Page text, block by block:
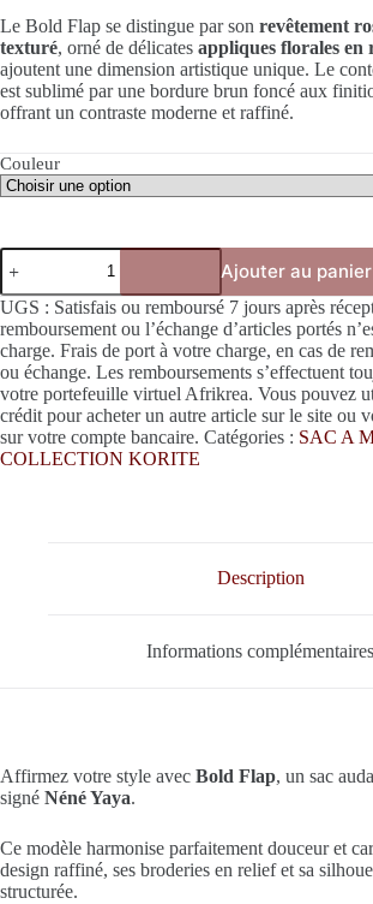
Le Bold Flap se distingue par son revêtement
texturé, orné de délicates appliques florales en
ajoutent une dimension artistique unique. Le
est sublimé par une bordure brun foncé aux
offrant un contraste moderne et raffiné.
Couleur
quantité
de
BOLD
FLAP
Ajouter au panier
UGS : Satisfais ou remboursé 7 jours après
remboursement ou l’échange d’articles portés
charge. Frais de port à votre charge, en cas de
ou échange. Les remboursements s’effectuent
votre portefeuille virtuel Afrikrea. Vous pouvez
crédit pour acheter un autre article sur le site ou
sur votre compte bancaire. Catégories : SAC A
COLLECTION KORITE
Description
Informations complémentaires
Affirmez votre style avec Bold Flap, un sac
signé Néné Yaya.
Ce modèle harmonise parfaitement douceur et
design raffiné, ses broderies en relief et sa
structurée.